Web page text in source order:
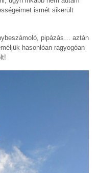
ismét sikerült
pipázás… aztán
hasonlóan ragyogóan